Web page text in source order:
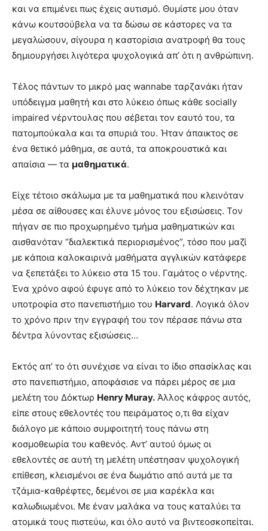
και να επιμένει πως έχεις αυτισμό. Θυμίστε μου όταν
κάνω κουτσούβελα να τα δώσω σε κάστορες να τα
μεγαλώσουν, σίγουρα η καστορίσια ανατροφή θα τους
δημιουργήσει λιγότερα ψυχολογικά απ’ ότι η ανθρώπινη.
Τέλος πάντων το μικρό μας wannabe ταρζανάκι ήταν
υπόδειγμα μαθητή και στο λύκειο όπως κάθε socially
impaired νέρντουλας που σέβεται τον εαυτό του, τα
πατομπούκαλα και τα σπυριά του. Ήταν άπαικτος σε
ένα θετικό μάθημα, σε αυτά, τα αποκρουστικά και
απαίσια — τα μαθηματικά.
Είχε τέτοιο σκάλωμα με τα μαθηματικά που κλεινόταν
μέσα σε αίθουσες και έλυνε μόνος του εξισώσεις. Τον
πήγαν σε πιο προχωρημένο τμήμα μαθηματικών και
αισθανόταν “διαλεκτικά περιορισμένος”, τόσο που μαζί
με κάποια καλοκαιρινά μαθήματα αγγλικών κατάφερε
να ξεπετάξει το λύκειο στα 15 του. Γαμάτος ο νέρντης.
Ένα χρόνο αφού έφυγε από το λύκειο τον δέχτηκαν με
υποτροφία στο πανεπιστήμιο του Harvard. Λογικά όλον
το χρόνο πριν την εγγραφή του τον πέρασε πάνω στα
δέντρα λύνοντας εξισώσεις…
Εκτός απ’ το ότι συνέχισε να είναι το ίδιο σπασίκλας και
στο πανεπιστήμιο, αποφάσισε να πάρει μέρος σε μια
μελέτη του Δόκτωρ Henry Muray. Άλλος κάφρος αυτός,
είπε στους εθελοντές του πειράματος ο,τι θα είχαν
διάλογο με κάποιο συμφοιτητή τους πάνω στη
κοσμοθεωρία του καθενός. Αντ’ αυτού όμως οι
εθελοντές σε αυτή τη μελέτη υπέστησαν ψυχολογική
επίθεση, κλεισμένοι σε ένα δωμάτιο από αυτά με τα
τζάμια-καθρέφτες, δεμένοι σε μια καρέκλα και
καλωδιωμένοι. Με έναν μαλάκα να τους καταλύει τα
ατομικά τους πιστεύω, και όλο αυτό να βιντεοσκοπείται.